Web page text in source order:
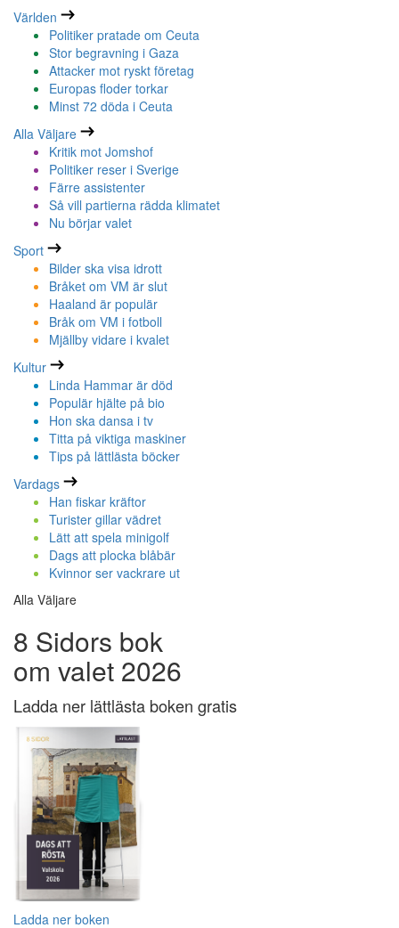
Världen
Politiker pratade om Ceuta
Stor begravning i Gaza
Attacker mot ryskt företag
Europas floder torkar
Minst 72 döda i Ceuta
Alla Väljare
Kritik mot Jomshof
Politiker reser i Sverige
Färre assistenter
Så vill partierna rädda klimatet
Nu börjar valet
Sport
Bilder ska visa idrott
Bråket om VM är slut
Haaland är populär
Bråk om VM i fotboll
Mjällby vidare i kvalet
Kultur
Linda Hammar är död
Populär hjälte på bio
Hon ska dansa i tv
Titta på viktiga maskiner
Tips på lättlästa böcker
Vardags
Han fiskar kräftor
Turister gillar vädret
Lätt att spela minigolf
Dags att plocka blåbär
Kvinnor ser vackrare ut
Alla Väljare
8 Sidors bok
om valet 2026
Ladda ner lättlästa boken gratis
Ladda ner boken